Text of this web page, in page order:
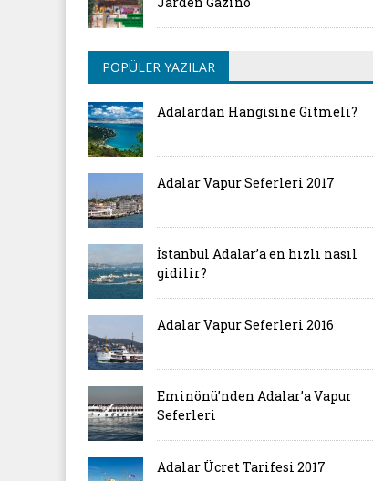
POPÜLER YAZILAR
Adalardan Hangisine Gitmeli?
Adalar Vapur Seferleri 2017
İstanbul Adalar’a en hızlı nasıl
gidilir?
Adalar Vapur Seferleri 2016
Eminönü’nden Adalar’a Vapur
Seferleri
Adalar Ücret Tarifesi 2017